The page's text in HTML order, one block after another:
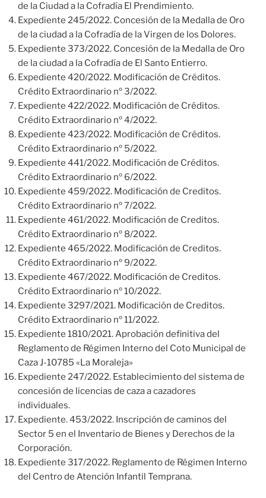
de la Ciudad a la Cofradía El Prendimiento.
Expediente 245/2022. Concesión de la Medalla de Oro
de la ciudad a la Cofradía de la Virgen de los Dolores.
Expediente 373/2022. Concesión de la Medalla de Oro
de la ciudad a la Cofradía de El Santo Entierro.
Expediente 420/2022. Modificación de Créditos.
Crédito Extraordinario nº 3/2022.
Expediente 422/2022. Modificación de Créditos.
Crédito Extraordinario nº 4/2022.
Expediente 423/2022. Modificación de Créditos.
Crédito Extraordinario nº 5/2022.
Expediente 441/2022. Modificación de Créditos.
Crédito Extraordinario nº 6/2022.
Expediente 459/2022. Modificación de Creditos.
Crédito Extraordinario nº 7/2022.
Expediente 461/2022. Modificación de Creditos.
Crédito Extraordinario nº 8/2022.
Expediente 465/2022. Modificación de Creditos.
Crédito Extraordinario nº 9/2022.
Expediente 467/2022. Modificación de Creditos.
Crédito Extraordinario nº 10/2022.
Expediente 3297/2021. Modificación de Creditos.
Crédito Extraordinario nº 11/2022.
Expediente 1810/2021. Aprobación definitiva del
Reglamento de Régimen Interno del Coto Municipal de
Caza J-10785 «La Moraleja»
Expediente 247/2022. Establecimiento del sistema de
concesión de licencias de caza a cazadores
individuales.
Expediente. 453/2022. Inscripción de caminos del
Sector 5 en el Inventario de Bienes y Derechos de la
Corporación.
Expediente 317/2022. Reglamento de Régimen Interno
del Centro de Atención Infantil Temprana.